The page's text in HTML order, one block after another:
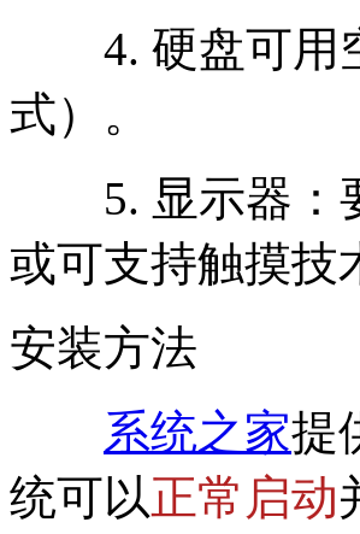
4. 硬盘可用空
式）。
5. 显示器：要
或可支持触摸技
安装方法
系统之家提
统可以正常启动